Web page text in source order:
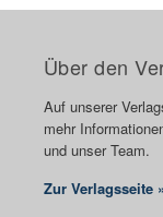
Über den
Auf unserer
mehr
und unser Team.
Zur Verlagsseite »